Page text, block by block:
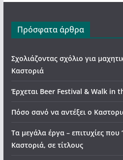
Πρόσφατα άρθρα
Σχολιάζοντας σχόλιο για
Καστοριά
Έρχεται Beer Festival & Walk in
Πόσο σανό να αντέξει ο
Τα μεγάλα έργα – επιτυχίες
Καστοριά, σε τίτλους